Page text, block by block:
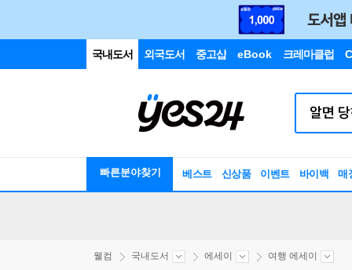
국내도서 외국도서 중고샵 eBook 크레마클럽
빠른분야찾기 베스트 신상품 이벤트 바이백 매
웰컴 국내도서 에세이 여행 에세이